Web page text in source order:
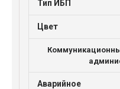
Тип ИБП
Цвет
Аварийное